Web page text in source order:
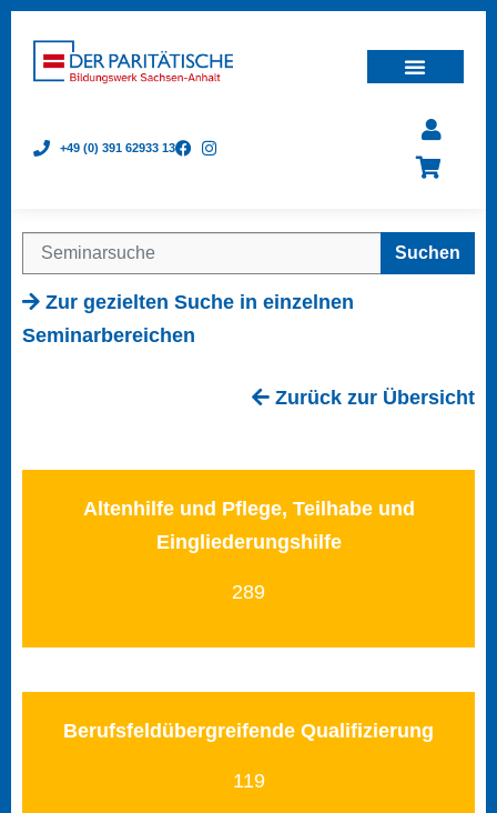
+49 (0) 391 62933 13
Suchen
Zur gezielten Suche in einzelnen
Seminarbereichen
Zurück zur Übersicht
Altenhilfe und Pflege, Teilhabe und
Eingliederungshilfe
289
Berufsfeldübergreifende Qualifizierung
119